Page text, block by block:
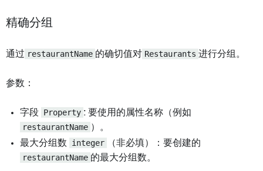
精确分组
通过 restaurantName 的确切值对 Restaurants 进行分组。
参数：
字段 Property : 要使用的属性名称（例如
restaurantName ）。
最大分组数
integer
（非必填）：要创建的
restaurantName 的最大分组数。